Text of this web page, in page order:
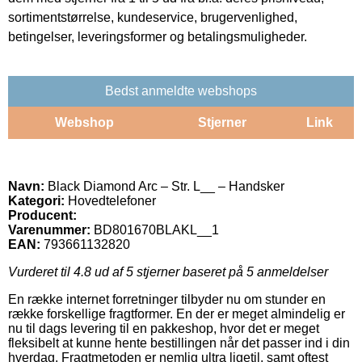
sortimentstørrelse, kundeservice, brugervenlighed,
betingelser, leveringsformer og betalingsmuligheder.
Bedst anmeldte webshops
Webshop Stjerner Link
Navn: Black Diamond Arc – Str. L__ – Handsker
Kategori: Hovedtelefoner
Producent:
Varenummer: BD801670BLAKL__1
EAN: 793661132820
Vurderet til 4.8 ud af 5 stjerner baseret på 5 anmeldelser
En række internet forretninger tilbyder nu om stunder en
række forskellige fragtformer. En der er meget almindelig er
nu til dags levering til en pakkeshop, hvor det er meget
fleksibelt at kunne hente bestillingen når det passer ind i din
hverdag. Fragtmetoden er nemlig ultra ligetil, samt oftest